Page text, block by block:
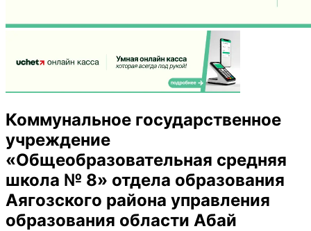
Коммунальное государственное
учреждение
«Общеобразовательная средняя
школа № 8» отдела образования
Аягозского района управления
образования области Абай